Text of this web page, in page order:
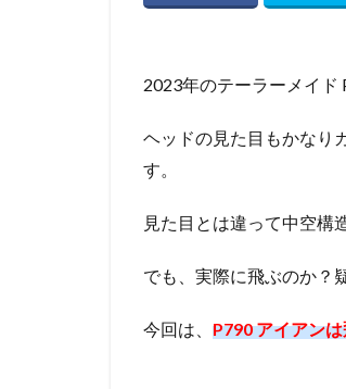
2023年のテーラーメイド
ヘッドの見た目もかなり
す。
見た目とは違って中空構
でも、実際に飛ぶのか？
今回は、 P790 アイアン